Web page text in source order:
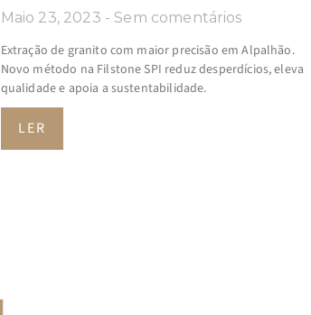
Maio 23, 2023 Sem comentários
Extração de granito com maior precisão em Alpalhão.
Novo método na Filstone SPI reduz desperdícios, eleva
qualidade e apoia a sustentabilidade.
LER